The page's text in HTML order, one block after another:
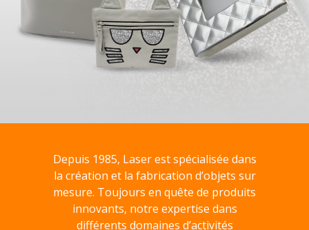
Depuis 1985, Laser est spécialisée dans
la création et la fabrication d’objets sur
mesure. Toujours en quête de produits
innovants, notre expertise dans
différents domaines d’activités